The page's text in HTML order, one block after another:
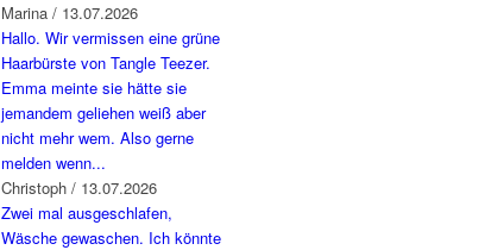
Marina / 13.07.2026
Hallo. Wir vermissen eine grüne
Haarbürste von Tangle Teezer.
Emma meinte sie hätte sie
jemandem geliehen weiß aber
nicht mehr wem. Also gerne
melden wenn...
Christoph / 13.07.2026
Zwei mal ausgeschlafen,
Wäsche gewaschen. Ich könnte